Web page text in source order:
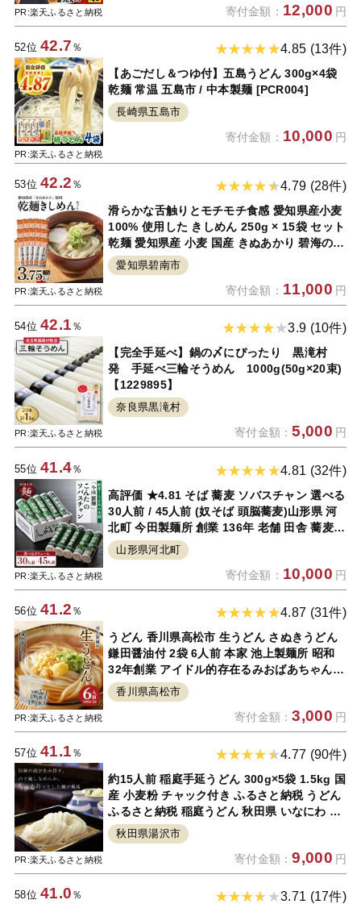
PR:楽天ふるさと納税 寄付金額： 12,000 円
52位42.7 ％
PR:楽天ふるさと納税
4.85 (13件)
【あごだし＆つゆ付】五島うどん 300g×4袋
乾麺 常温 五島市 / 中本製麺 [PCR004]
長崎県五島市
寄付金額： 10,000 円
53位42.2 ％
PR:楽天ふるさと納税
4.79 (28件)
滑らかな舌触りとモチモチ食感 愛知県産小麦
100% 使用した きしめん 250g × 15袋 セット
乾麺 愛知県産 小麦 国産 きぬあかり 碧海の恵
み ざるきしめん かけきしめん アレンジ 食品
麺類 お取り寄せ お取り寄せグルメ 愛知県 碧
愛知県碧南市
寄付金額： 11,000 円
54位42.1 ％
PR:楽天ふるさと納税
3.9 (10件)
【完全手延べ】鍋の〆にぴったり 黒滝村
発 手延べ三輪そうめん 1000g(50g×20束)
【1229895】
奈良県黒滝村
寄付金額：5,000 円
55位41.4％
PR:楽天ふるさと納税
4.81 (32件)
高評価 ★4.81 そば 蕎麦 ソバスチャン 選べる
30人前 / 45人前 (奴そば 頭脳蕎麦)山形県 河
北町 今田製麺所 創業 136年 老舗 田舎 蕎麦
乾麺 常温保存 大容量 お取り寄せ グルメ 詰め
合わせ 年越し 保存料不使用
山形県河北町
寄付金額： 10,000 円
56位41.2 ％
PR:楽天ふるさと納税
4.87 (31件)
うどん 香川県高松市 生うどん さぬきうどん
鎌田醤油付 2袋 6人前 本家 池上製麺所 昭和
32年創業 アイドル的存在るみおばあちゃんの
お店 もっちりと弾力のあるコシの強さとツル
ツルとした喉越しのよさが自慢 手作業 送料無
香川県高松市
寄付金額：3,000 円
57位41.1 ％
PR:楽天ふるさと納税
4.77 (90件)
約15人前 稲庭手延うどん 300g×5袋 1.5kg 国
産 小麦粉 チャック付き ふるさと納税 うどん
ふるさと納税 稲庭うどん 秋田県 いなにわ 干
しうどん 稲庭干饂飩 手延うどん 乾麺 麺 ふる
さと M0901[M0901]
秋田県湯沢市
寄付金額：9,000 円
58位41.0 ％ 3.71 (17件)